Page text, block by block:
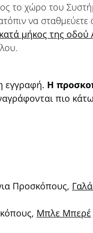
το χώρο του
να
μήκος της οδού
εγγραφή. Η
πιο
Προσκόπους,
Μπλε Μπερέ